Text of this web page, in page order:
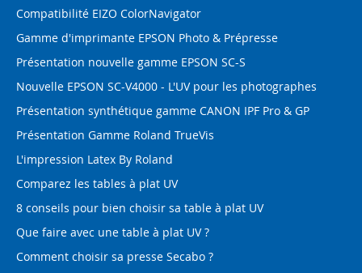
Compatibilité EIZO ColorNavigator
Gamme d'imprimante EPSON Photo & Prépresse
Présentation nouvelle gamme EPSON SC-S
Nouvelle EPSON SC-V4000 - L'UV pour les photographes
Présentation synthétique gamme CANON IPF Pro & GP
Présentation Gamme Roland TrueVis
L'impression Latex By Roland
Comparez les tables à plat UV
8 conseils pour bien choisir sa table à plat UV
Que faire avec une table à plat UV ?
Comment choisir sa presse Secabo ?